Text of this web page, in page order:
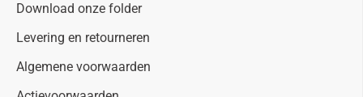
Download onze folder
Levering en retourneren
Algemene voorwaarden